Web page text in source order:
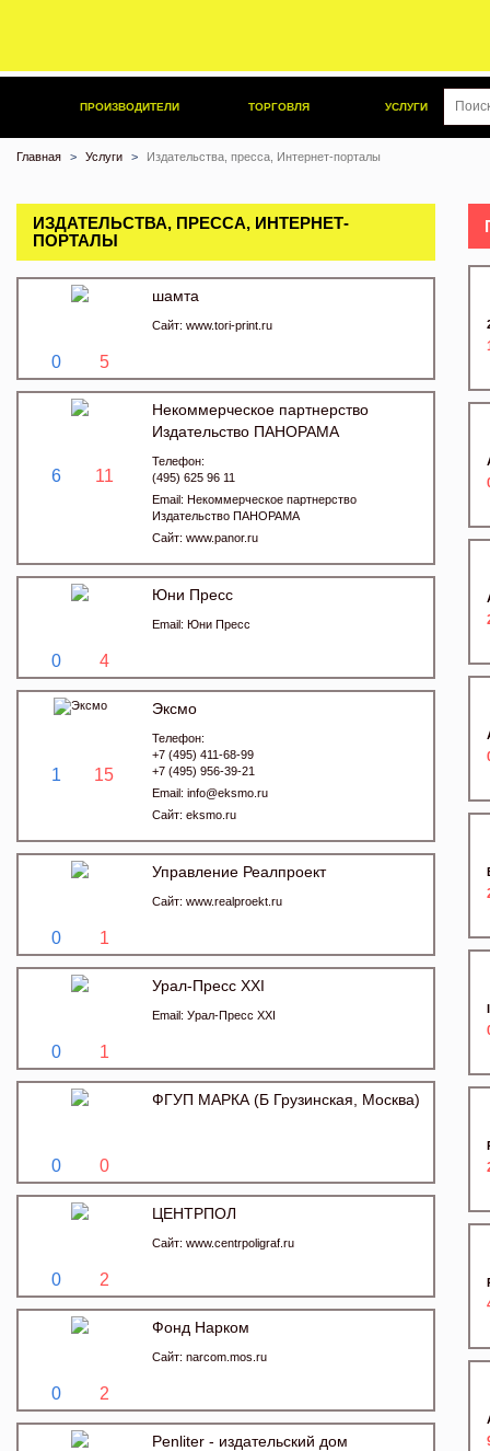
ПРОИЗВОДИТЕЛИ ТОРГОВЛЯ УСЛУГИ
Главная Услуги Издательства, пресса, Интернет-порталы
ИЗДАТЕЛЬСТВА, ПРЕССА, ИНТЕРНЕТ-
ПОРТАЛЫ
0 5
шамта
Сайт: www.tori-print.ru
6 11
Некоммерческое партнерство
Издательство ПАНОРАМА
Телефон:
(495) 625 96 11
Email: Некоммерческое партнерство
Издательство ПАНОРАМА
Сайт: www.panor.ru
0 4
Юни Пресс
Email: Юни Пресс
1 15
Эксмо
Телефон:
+7 (495) 411-68-99
+7 (495) 956-39-21
Email: info@eksmo.ru
Сайт: eksmo.ru
0 1
Управление Реалпроект
Сайт: www.realproekt.ru
0 1
Урал-Пресс XXI
Email: Урал-Пресс XXI
0 0
ФГУП МАРКА (Б Грузинская, Москва)
0 2
ЦЕНТРПОЛ
Сайт: www.centrpoligraf.ru
0 2
Фонд Нарком
Сайт: narcom.mos.ru
Penliter - издательский дом